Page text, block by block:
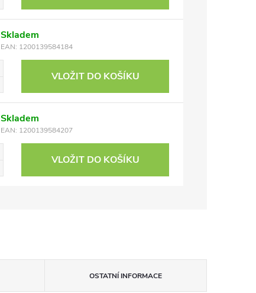
Skladem
EAN: 1200139584184
VLOŽIT DO KOŠÍKU
Skladem
EAN: 1200139584207
VLOŽIT DO KOŠÍKU
OSTATNÍ INFORMACE